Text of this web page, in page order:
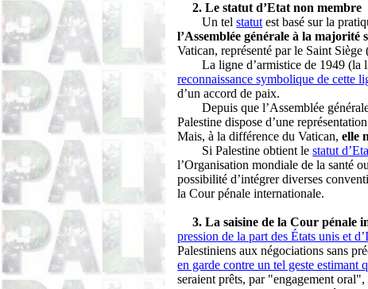
2. Le statut d’Etat non membre
Un telstatut est basé sur la
l’Assemblée générale à la majorité
Vatican, représenté par le Saint
La ligne d’armistice de 1949 (la
reconnaissance symbolique de cette
d’un accord de paix.
Depuis que l’Assemblée
Palestine dispose d’une
Mais, à la différence du Vatican,elle
Si Palestine obtient lestatut
l’Organisation mondiale de la santé
possibilité d’intégrer diverses
la Cour pénale internationale.
3. La saisine de la Cour pénale
pression de la part des États unis et
Palestiniens aux négociations sans
en garde contre un tel geste estimant
seraient prêts, par "engagement oral",